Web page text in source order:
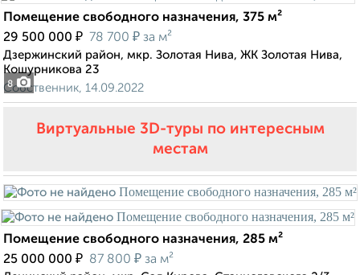
8
Помещение свободного назначения, 375 м²
29 500 000 ₽ 78 700 ₽ за м²
Дзержинский район, мкр. Золотая Нива, ЖК Золотая Нива,
Кошурникова 23
Собственник, 14.09.2022
Виртуальные 3D-туры по интересным
местам
Помещение свободного назначения, 285 м²
25 000 000 ₽ 87 800 ₽ за м²